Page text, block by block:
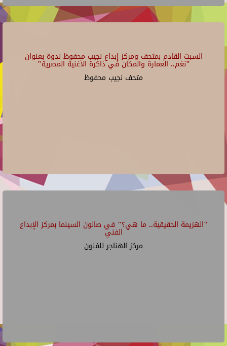
السبت القادم بمتحف ومركز إبداع نجيب محفوظ ندوة بعنوان
"نغم.. العمارة والمكان في ذاكرة الأغنية المصرية"
متحف نجيب محفوظ
"الهزيمة الحقيقية.. ما هي؟" في صالون السينما بمركز الإبداع
الفني
مركز الهناجر للفنون